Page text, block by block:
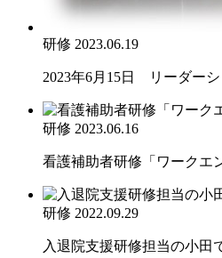
研修 2023.06.19
2023年6月15日 リーダー
研修 2023.06.16
看護補助者研修「ワークエ
研修 2022.09.29
入退院支援研修担当の小田